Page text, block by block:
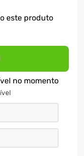
este produto
no momento